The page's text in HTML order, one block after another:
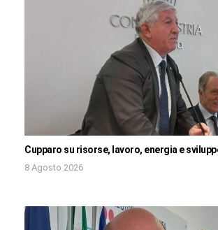
Cupparo su risorse, lavoro, energia e
8 Agosto 2026